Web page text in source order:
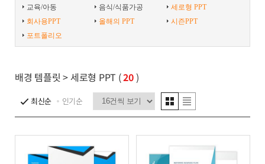
교육/아동
음식/식품가공
세로형 PPT
회사용PPT
올해의 PPT
시즌PPT
포트폴리오
배경 템플릿 > 세로형 PPT (20)
최신순 인기순